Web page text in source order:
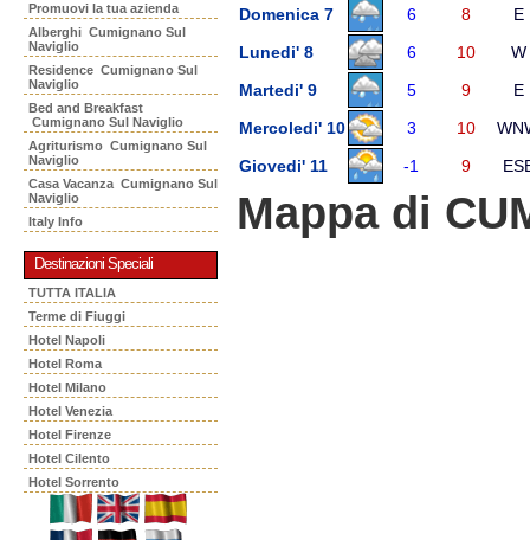
Promuovi la tua azienda
Alberghi Cumignano Sul
Naviglio
Residence Cumignano Sul
Naviglio
Bed and Breakfast
Cumignano Sul Naviglio
Agriturismo Cumignano Sul
Naviglio
Casa Vacanza Cumignano Sul
Naviglio
Italy Info
Destinazioni Speciali
TUTTA ITALIA
Terme di Fiuggi
Hotel Napoli
Hotel Roma
Hotel Milano
Hotel Venezia
Hotel Firenze
Hotel Cilento
Hotel Sorrento
Domenica 7
6 8
E
Lunedi' 8
6 10
W
Martedi' 9
5 9
E
Mercoledi' 10
3 10
Giovedi' 11
-1 9
Mappa di